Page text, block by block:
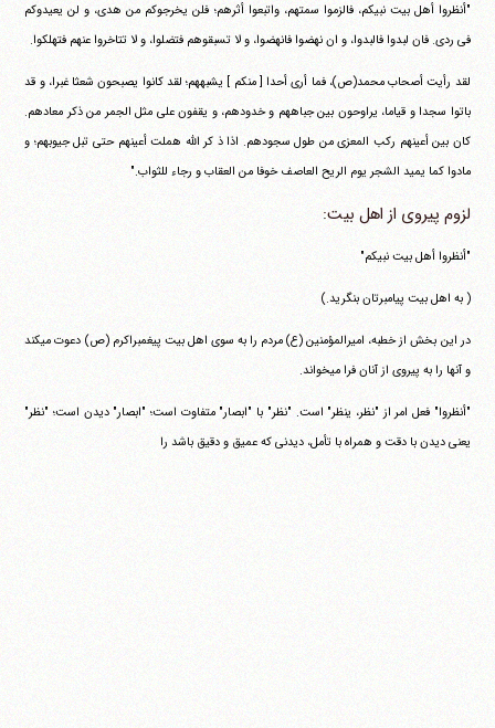
"أنظروا أهل بیت نبیکم، فالزموا سمتهم، واتبعوا أثرهم؛ فلن یخرجوکم من هدی، و لن یعیدوکم
فی ردی. فان لبدوا فالبدوا، و ان نهضوا فانهضوا، و لا تسبقوهم فتضلوا، و لا تتاخروا عنهم فتهلکوا.
لقد رأیت أصحاب محمد(ص)، فما أری أحدا [ منکم ] یشبههم؛ لقد کانوا یصبحون شعثا غبرا، و قد
باتوا سجدا و قیاما، یراوحون بین جباههم و خدودهم، و یقفون علی مثل الجمر من ذکر معادهم.
کان بین أعینهم رکب المعزی من طول سجودهم. اذا ذ کر الله هملت أعینهم حتی تبل جیوبهم؛ و
مادوا کما یمید الشجر یوم الریح العاصف خوفا من العقاب و رجاء للثواب."
لزوم پیروی از اهل بیت:
"أنظروا أهل بیت نبیکم"
( به اهل بیت پیامبرتان بنگرید.)
در این بخش از خطبه، امیرالمؤمنین (ع) مردم را به سوی اهل بیت پیغمبراکرم (ص) دعوت می‎کند
و آنها را به پیروی از آنان فرا می‎خواند.
"أنظروا" فعل امر از "نظر، ینظر" است. "نظر" با "ابصار" متفاوت است؛ "ابصار" دیدن است؛ "نظر"
یعنی دیدن با دقت و همراه با تأمل، دیدنی که عمیق و دقیق باشد را